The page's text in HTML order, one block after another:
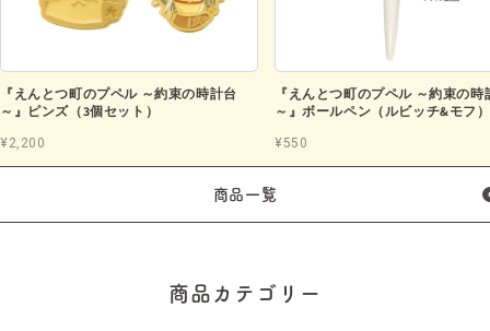
『えんとつ町のプペル ～約束の時計台
～』ピンズ（3個セット）
¥2,200
『えんとつ町のプペル ～約束の時
～』ボールペン（ルビッチ&モフ）
¥550
商品一覧
商品カテゴリー